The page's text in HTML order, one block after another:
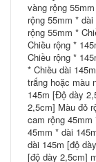
vàng rộng
rộng 55mm *
rộng 55mm *
Chiều rộng *
Chiều rộng *
* Chiều dài
trắng hoặc màu
145m [Độ dày
2,5cm] Màu đỏ
cam rộng
45mm * dài
dài 145m [độ
[độ dày 2,5cm]